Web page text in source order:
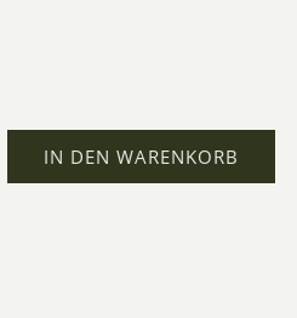
IN DEN WARENKORB